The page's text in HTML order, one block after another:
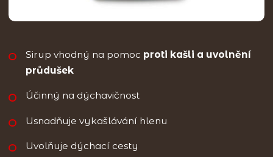
Sirup vhodný na pomoc proti kašli a uvolnění
průdušek
Účinný na dýchavičnost
Usnadňuje vykašlávání hlenu
Uvolňuje dýchací cesty